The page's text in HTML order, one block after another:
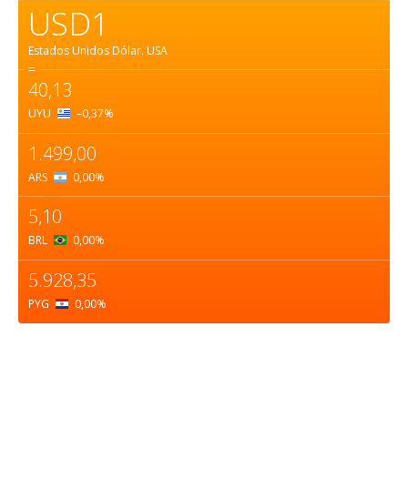
USD1
Estados Unidos Dólar. USA
=
40,13
UYU –0,37%
1.499,00
ARS 0,00%
5,10
BRL 0,00%
5.928,35
PYG 0,00%